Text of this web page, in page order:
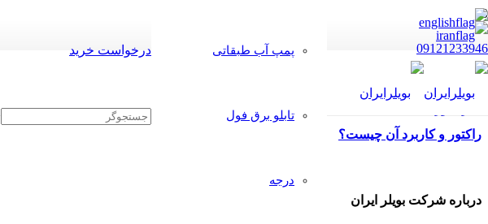
09121233946 پمپ آب طبقاتی
تابلو برق فول
درجه
درخواست خرید
راکتور و کاربرد آن چیست؟
درباره شرکت بویلر ایران